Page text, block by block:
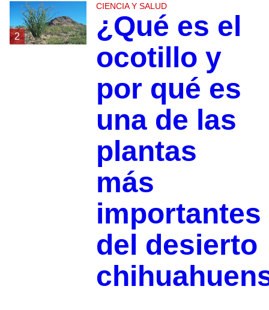
2
CIENCIA Y SALUD
¿Qué es el
ocotillo y
por qué es
una de las
plantas
más
importantes
del desierto